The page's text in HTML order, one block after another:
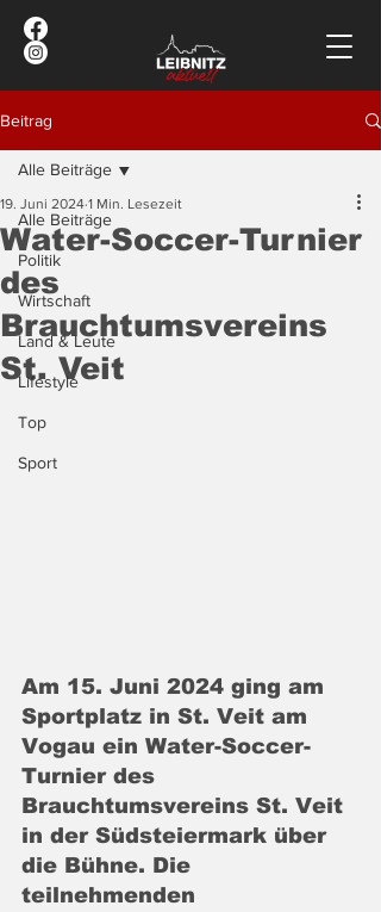
Beitrag
Alle Beiträge
Politik
Wirtschaft
Land & Leute
Lifestyle
Top
Sport
Alle Beiträge
Water-Soccer-Turnier
des
Brauchtumsvereins
St. Veit
19. Juni 2024 1 Min. Lesezeit
Am 15. Juni 2024 ging am
Sportplatz in St. Veit am
Vogau ein Water-Soccer-
Turnier des
Brauchtumsvereins St. Veit
in der Südsteiermark über
die Bühne. Die
teilnehmenden